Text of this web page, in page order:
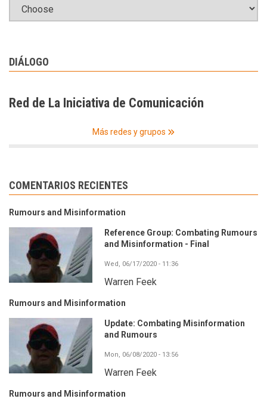
DIÁLOGO
Red de La Iniciativa de Comunicación
Más redes y grupos
COMENTARIOS RECIENTES
Rumours and Misinformation
Reference Group: Combating Rumours
and Misinformation - Final
Wed, 06/17/2020 - 11:36
Warren Feek
Rumours and Misinformation
Update: Combating Misinformation
and Rumours
Mon, 06/08/2020 - 13:56
Warren Feek
Rumours and Misinformation